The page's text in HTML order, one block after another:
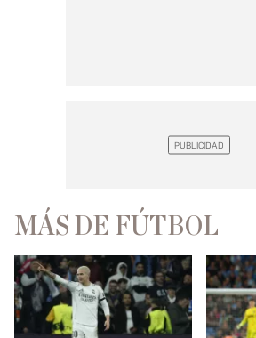
MÁS DE FÚTBOL